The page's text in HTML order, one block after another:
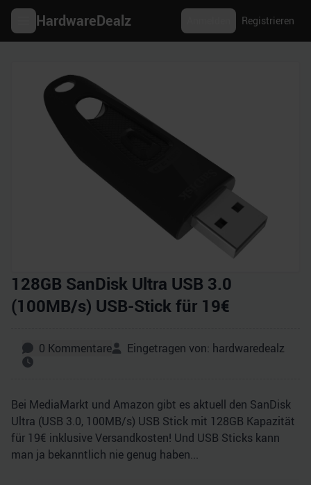
HardwareDealz Registrieren
128GB SanDisk Ultra USB 3.0
(100MB/s) USB-Stick für 19€
0 Kommentare Eingetragen von: hardwaredealz
Bei MediaMarkt und Amazon gibt es aktuell den SanDisk
Ultra (USB 3.0, 100MB/s) USB Stick mit 128GB Kapazität
für 19€ inklusive Versandkosten! Und USB Sticks kann
man ja bekanntlich nie genug haben...